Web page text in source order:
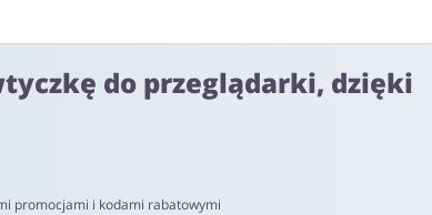
do przeglądarki, dzięki
promocjami i kodami rabatowymi